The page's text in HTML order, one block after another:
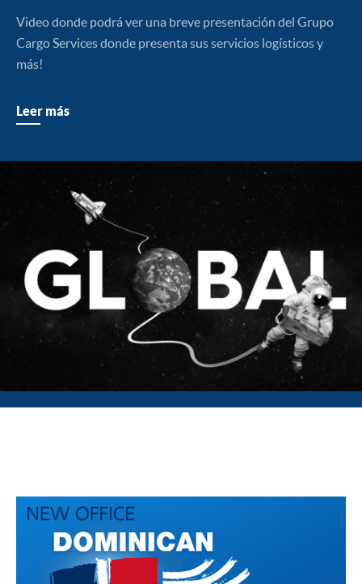
SEGUROS
Video donde podrá ver una breve presentación del Grupo
Cargo Services donde presenta sus servicios logísticos y
más!
Leer más